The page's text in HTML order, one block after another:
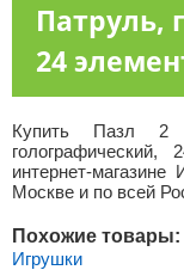
Патруль,
24
Купить Пазл 2
интернет-
Москве и по всей
Похожие товары:
Игрушки